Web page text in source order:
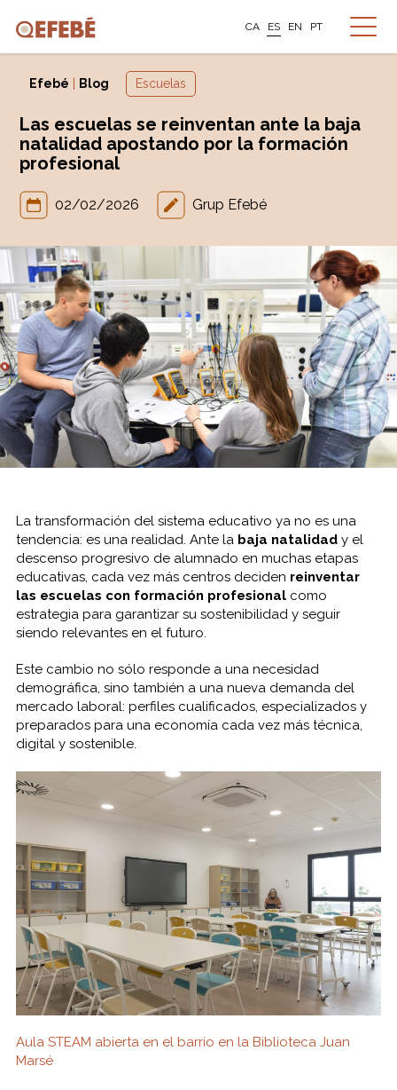
CA ES EN PT
Efebé Blog Escuelas
Las escuelas se reinventan ante la baja
natalidad apostando por la formación
profesional
02/02/2026 Grup Efebé
La transformación del sistema educativo ya no es una
tendencia: es una realidad. Ante la baja natalidady el
descenso progresivo de alumnado en muchas etapas
educativas, cada vez más centros deciden reinventar
las escuelas con formación profesionalcomo
estrategia para garantizar su sostenibilidad y seguir
siendo relevantes en el futuro.
Este cambio no sólo responde a una necesidad
demográfica, sino también a una nueva demanda del
mercado laboral: perfiles cualificados, especializados y
preparados para una economía cada vez más técnica,
digital y sostenible.
Aula STEAM abierta en el barrio en la Biblioteca Juan
Marsé